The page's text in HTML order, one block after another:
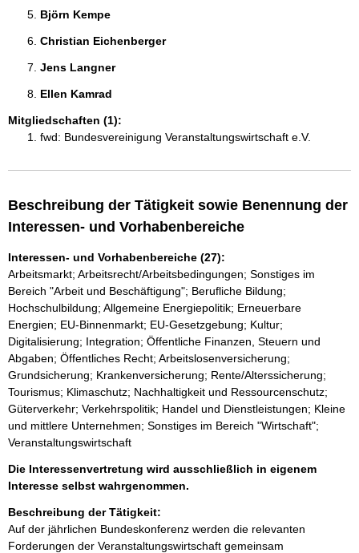
Björn Kempe
Christian Eichenberger
Jens Langner
Ellen Kamrad
Mitgliedschaften (1):
fwd: Bundesvereinigung Veranstaltungswirtschaft e.V.
Beschreibung der Tätigkeit sowie Benennung der
Interessen- und Vorhabenbereiche
Interessen- und Vorhabenbereiche (27):
Arbeitsmarkt; Arbeitsrecht/Arbeitsbedingungen; Sonstiges im
Bereich "Arbeit und Beschäftigung"; Berufliche Bildung;
Hochschulbildung; Allgemeine Energiepolitik; Erneuerbare
Energien; EU-Binnenmarkt; EU-Gesetzgebung; Kultur;
Digitalisierung; Integration; Öffentliche Finanzen, Steuern und
Abgaben; Öffentliches Recht; Arbeitslosenversicherung;
Grundsicherung; Krankenversicherung; Rente/Alterssicherung;
Tourismus; Klimaschutz; Nachhaltigkeit und Ressourcenschutz;
Güterverkehr; Verkehrspolitik; Handel und Dienstleistungen; Kleine
und mittlere Unternehmen; Sonstiges im Bereich "Wirtschaft";
Veranstaltungswirtschaft
Die Interessenvertretung wird ausschließlich in eigenem
Interesse selbst wahrgenommen.
Beschreibung der Tätigkeit:
Auf der jährlichen Bundeskonferenz werden die relevanten
Forderungen der Veranstaltungswirtschaft gemeinsam